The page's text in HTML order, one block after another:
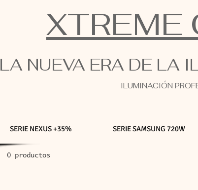
XTREME
LA NUEVA ERA DE LA
ILUMINACIÓN
SERIE NEXUS +35% SERIE SAMSUNG 720W
0 productos